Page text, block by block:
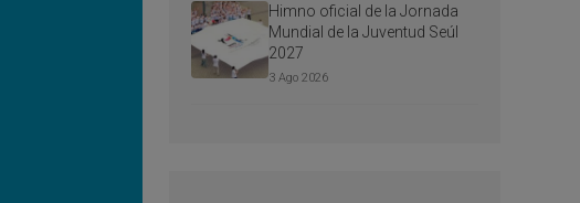
Himno oficial de la Jornada
Mundial de la Juventud Seúl
2027
3 Ago 2026